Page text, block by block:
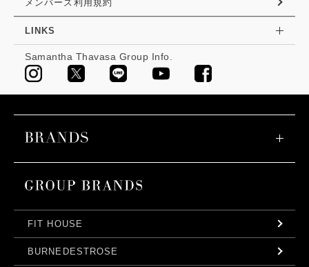
メンバーズ利用規約
LINKS
Samantha Thavasa Group Info.
FIT HOUSE
BURNEDESTROSE